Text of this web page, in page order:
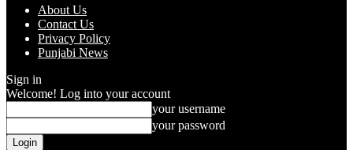
About Us
Contact Us
Privacy Policy
Punjabi News
Sign in
Welcome! Log into your account
your username
your password